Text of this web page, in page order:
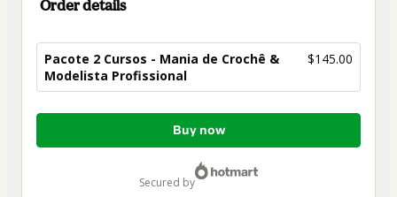
Order details
Pacote 2 Cursos - Mania de Crochê &
Modelista Profissional
$145.00
Total
Buy now
secured by